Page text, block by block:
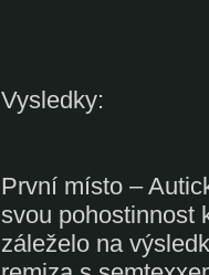
Vysledky:
První místo –
svou pohostinnost
záleželo na